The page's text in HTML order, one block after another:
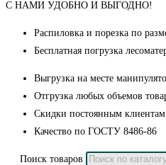
С НАМИ УДОБНО И ВЫГОДНО!
Распиловка и порезка по
Бесплатная погрузка
Выгрузка на месте
Отгрузка любых объемов
Скидки постоянным клиентам
Качество по ГОСТУ 8486-86
Поиск товаров